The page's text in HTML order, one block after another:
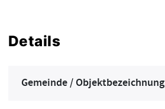
Details
Gemeinde / Objektbezeichnung